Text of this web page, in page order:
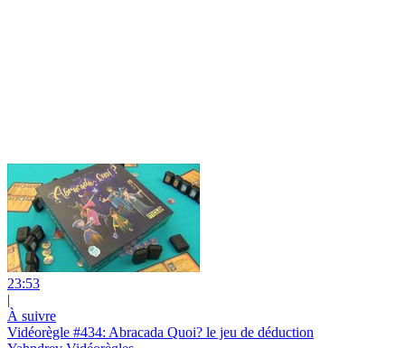
23:53
|
À suivre
Vidéorègle #434: Abracada Quoi? le jeu de déduction